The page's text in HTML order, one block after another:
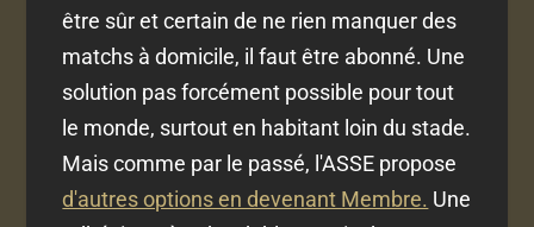
être sûr et certain de ne rien manquer des
matchs à domicile, il faut être abonné. Une
solution pas forcément possible pour tout
le monde, surtout en habitant loin du stade.
Mais comme par le passé, l'ASSE propose
d'autres options en devenant Membre. Une